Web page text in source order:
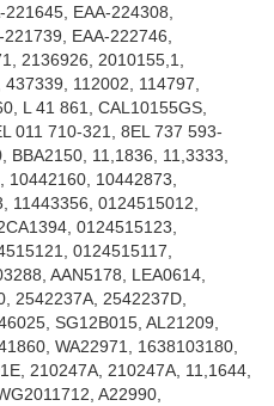
ЕАА-224308,
ЕАА-222746,
2136926, 2010155,1,
112002, 114797,
L 41 861, CAL10155GS,
011 710-321, 8EL 737 593-
BBA2150, 11,1836, 11,3333,
10442160, 10442873,
11443356, 0124515012,
0124515123,
0124515117,
AAN5178, LEA0614,
2542237A, 2542237D,
SG12B015, AL21209,
WA22971, 1638103180,
210247A, 210247A, 11,1644,
A22990,